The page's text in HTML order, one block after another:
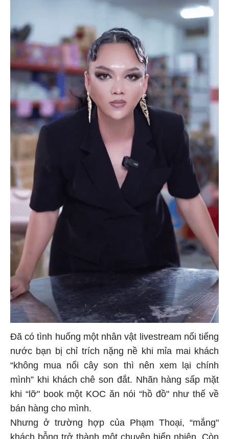
Đã có tình huống một nhân vật livestream nổi tiếng
nước bạn bị chỉ trích nặng nề khi mỉa mai khách
“không mua nổi cây son thì nên xem lại chính
mình” khi khách chê son đắt. Nhãn hàng sấp mặt
khi “lỡ" book một KOC ăn nói “hồ đồ" như thế về
bán hàng cho mình.
Nhưng ở trường hợp của Phạm Thoại, “mắng"
khách bỗng trở thành một chuyện hiển nhiên. Còn